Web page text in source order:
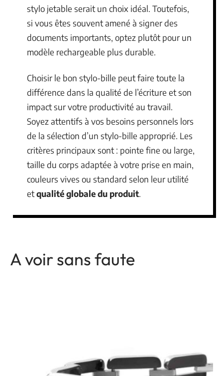
stylo jetable serait un choix idéal. Toutefois,
si vous êtes souvent amené à signer des
documents importants, optez plutôt pour un
modèle rechargeable plus durable.
Choisir le bon stylo-bille peut faire toute la
différence dans la qualité de l’écriture et son
impact sur votre productivité au travail.
Soyez attentifs à vos besoins personnels lors
de la sélection d’un stylo-bille approprié. Les
critères principaux sont : pointe fine ou large,
taille du corps adaptée à votre prise en main,
couleurs vives ou standard selon leur utilité
etqualité globale du produit.
A voir sans faute